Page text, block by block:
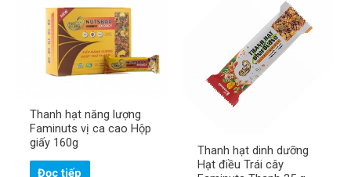
Thanh hạt năng lượng
Faminuts vị ca cao Hộp
giấy 160g
Đọc tiếp
Thanh hạt dinh dưỡng
Hạt điều Trái cây
H
ọ
ê
n
đ
i